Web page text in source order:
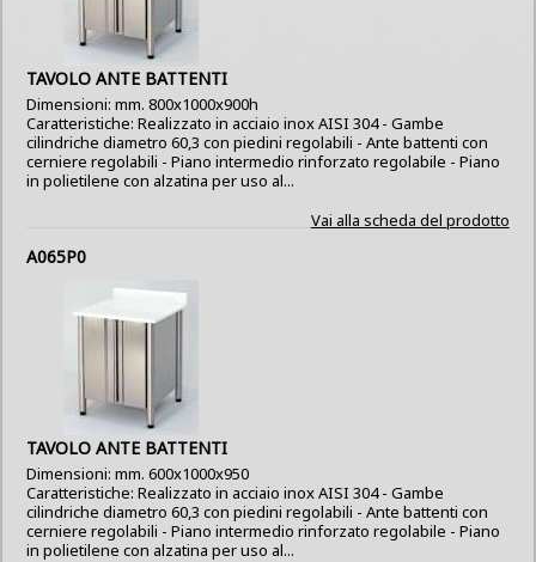
TAVOLO ANTE BATTENTI
Dimensioni: mm. 800x1000x900h
Caratteristiche: Realizzato in acciaio inox AISI 304 - Gambe
cilindriche diametro 60,3 con piedini regolabili - Ante battenti con
cerniere regolabili - Piano intermedio rinforzato regolabile - Piano
in polietilene con alzatina per uso al...
Vai alla scheda del prodotto
A065P0
TAVOLO ANTE BATTENTI
Dimensioni: mm. 600x1000x950
Caratteristiche: Realizzato in acciaio inox AISI 304 - Gambe
cilindriche diametro 60,3 con piedini regolabili - Ante battenti con
cerniere regolabili - Piano intermedio rinforzato regolabile - Piano
in polietilene con alzatina per uso al...